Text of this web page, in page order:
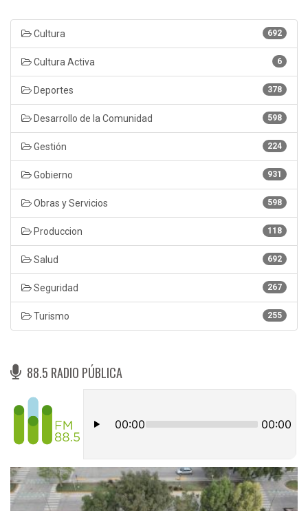
692
Cultura
6
Cultura Activa
378
Deportes
598
Desarrollo de la Comunidad
224
Gestión
931
Gobierno
598
Obras y Servicios
118
Produccion
692
Salud
267
Seguridad
255
Turismo
88.5 RADIO PÚBLICA